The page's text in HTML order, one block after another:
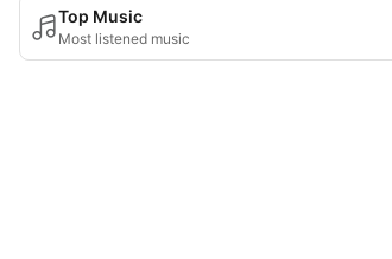
Top Music
Most listened music